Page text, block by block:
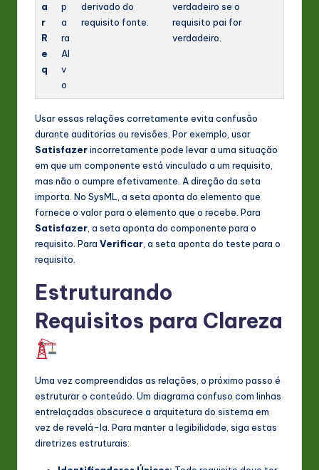
a
r
R
e
q
p
a
ra
Al
v
o
derivado do
requisito fonte.
verdadeiro se o
requisito pai for
verdadeiro.
Usar essas relações corretamente evita confusão
durante auditorias ou revisões. Por exemplo, usar
Satisfazerincorretamente pode levar a uma situação
em que um componente está vinculado a um requisito,
mas não o cumpre efetivamente. A direção da seta
importa. No SysML, a seta aponta do elemento que
fornece o valor para o elemento que o recebe. Para
Satisfazer , a seta aponta do componente para o
requisito. Para Verificar , a seta aponta do teste para o
requisito.
Estruturando
Requisitos para Clareza
Uma vez compreendidas as relações, o próximo passo é
estruturar o conteúdo. Um diagrama confuso com linhas
entrelaçadas obscurece a arquitetura do sistema em
vez de revelá-la. Para manter a legibilidade, siga estas
diretrizes estruturais: